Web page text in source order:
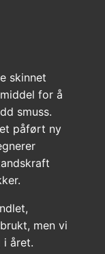
skinnet
for å
smuss.
påført ny
men vi
i året.